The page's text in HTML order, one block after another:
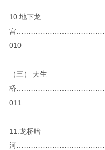
10.地下龙
宫
010
（三） 天生
桥
011
11.龙桥暗
河